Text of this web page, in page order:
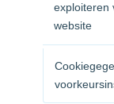
exploiteren
website